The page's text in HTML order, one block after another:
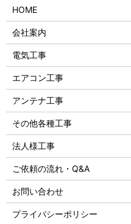
HOME
会社案内
電気工事
エアコン工事
アンテナ工事
その他各種工事
法人様工事
ご依頼の流れ・Q&A
お問い合わせ
プライバシーポリシー